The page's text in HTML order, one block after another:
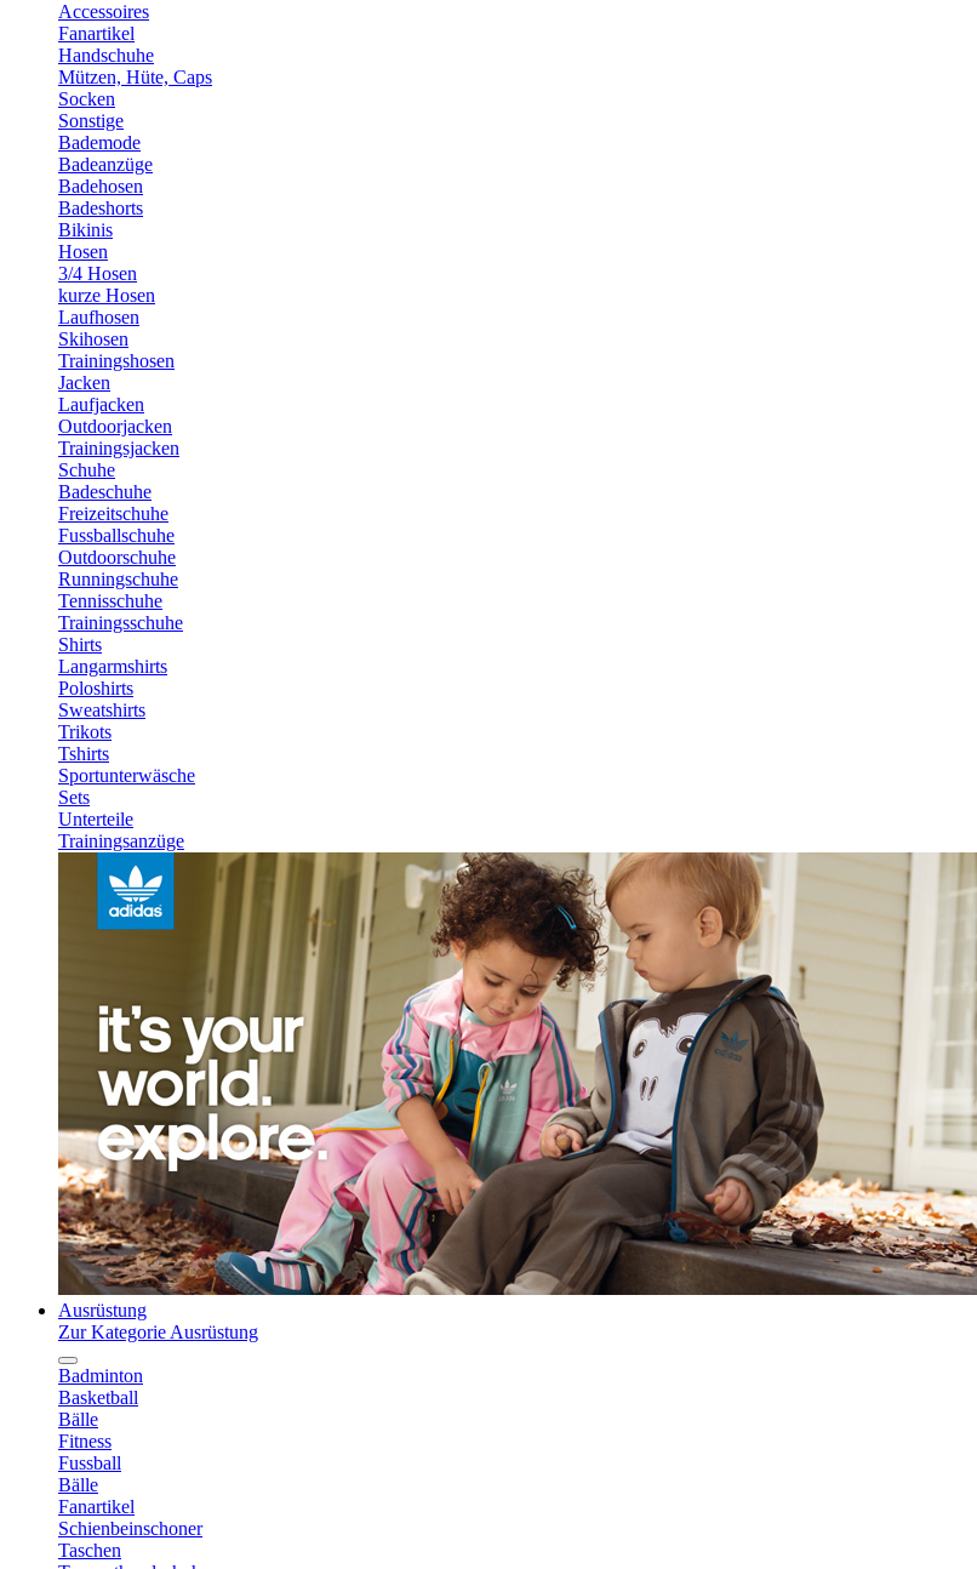
Accessoires
Fanartikel
Handschuhe
Mützen, Hüte, Caps
Socken
Sonstige
Bademode
Badeanzüge
Badehosen
Badeshorts
Bikinis
Hosen
3/4 Hosen
kurze Hosen
Laufhosen
Skihosen
Trainingshosen
Jacken
Laufjacken
Outdoorjacken
Trainingsjacken
Schuhe
Badeschuhe
Freizeitschuhe
Fussballschuhe
Outdoorschuhe
Runningschuhe
Tennisschuhe
Trainingsschuhe
Shirts
Langarmshirts
Poloshirts
Sweatshirts
Trikots
Tshirts
Sportunterwäsche
Sets
Unterteile
Trainingsanzüge
Ausrüstung
Zur Kategorie Ausrüstung
Badminton
Basketball
Bälle
Fitness
Fussball
Bälle
Fanartikel
Schienbeinschoner
Taschen